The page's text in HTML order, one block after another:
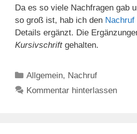
Da es so viele Nachfragen gab
so groß ist, hab ich den Nachruf
Details ergänzt. Die
Kursivschriftgehalten.
Kategorien
Allgemein, Nachruf
Kommentar hinterlassen